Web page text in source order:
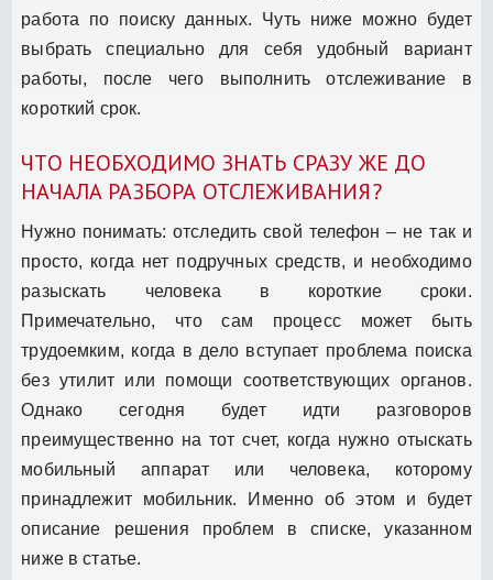
работа по поиску данных. Чуть ниже можно будет
выбрать специально для себя удобный вариант
работы, после чего выполнить отслеживание в
короткий срок.
ЧТО НЕОБХОДИМО ЗНАТЬ СРАЗУ ЖЕ ДО
НАЧАЛА РАЗБОРА ОТСЛЕЖИВАНИЯ?
Нужно понимать: отследить свой телефон – не так и
просто, когда нет подручных средств, и необходимо
разыскать человека в короткие сроки.
Примечательно, что сам процесс может быть
трудоемким, когда в дело вступает проблема поиска
без утилит или помощи соответствующих органов.
Однако сегодня будет идти разговоров
преимущественно на тот счет, когда нужно отыскать
мобильный аппарат или человека, которому
принадлежит мобильник. Именно об этом и будет
описание решения проблем в списке, указанном
ниже в статье.